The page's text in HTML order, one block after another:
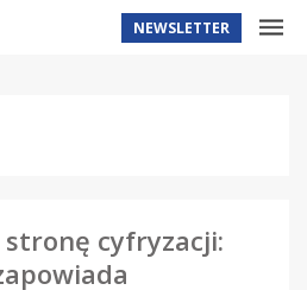
NEWSLETTER
stronę cyfryzacji: